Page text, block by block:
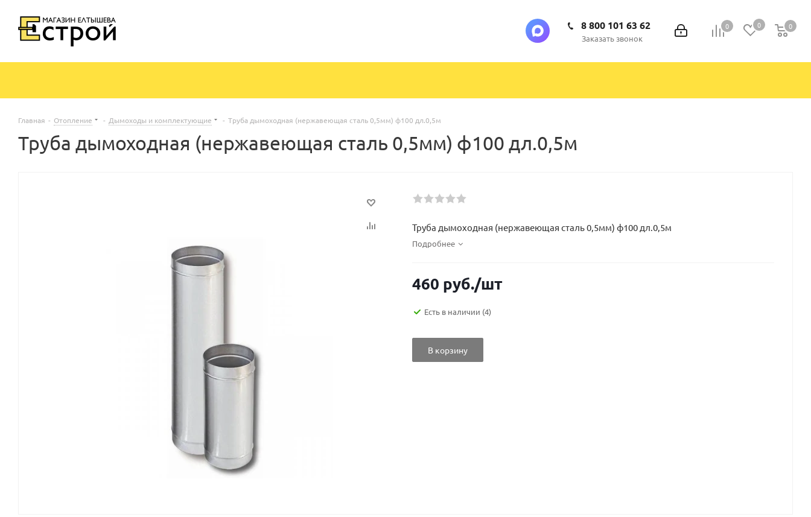
0 0 0
0
8 800 101 63 62
Заказать звонок
Главная - Отопление - Дымоходы и комплектующие - Труба дымоходная (нержавеющая сталь 0,5мм) ф100 дл.0,5м
Труба дымоходная (нержавеющая сталь 0,5мм) ф100 дл.0,5м
Труба дымоходная (нержавеющая сталь 0,5мм) ф100 дл.0,5м
Подробнее
460 руб./шт
Есть в наличии (4)
В корзину